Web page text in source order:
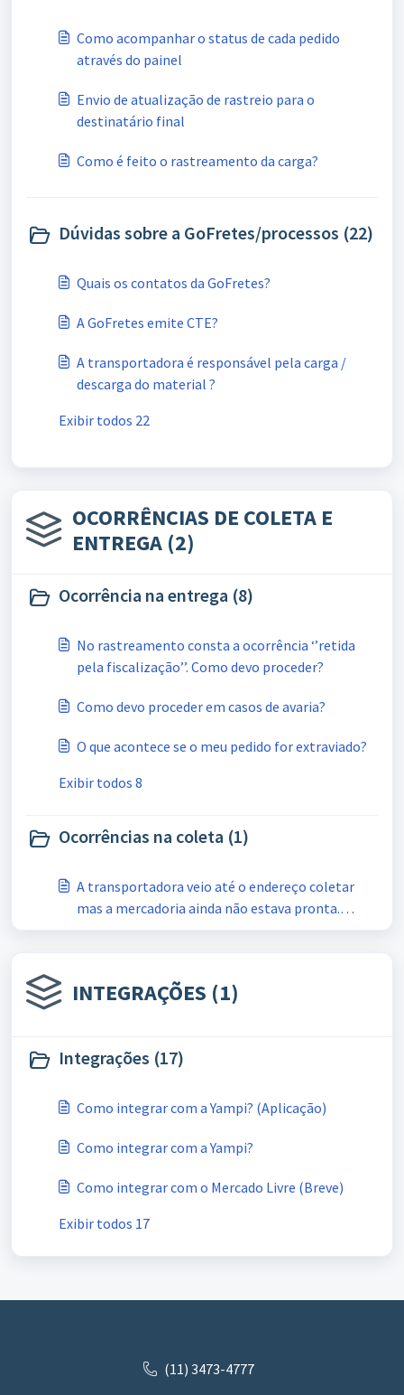
Como acompanhar o status de cada pedido
através do painel
Envio de atualização de rastreio para o
destinatário final
Como é feito o rastreamento da carga?
Dúvidas sobre a GoFretes/processos (22)
Quais os contatos da GoFretes?
A GoFretes emite CTE?
A transportadora é responsável pela carga /
descarga do material ?
Exibir todos 22
OCORRÊNCIAS DE COLETA E
ENTREGA (2)
Ocorrência na entrega (8)
No rastreamento consta a ocorrência ‘’retida
pela fiscalização’’. Como devo proceder?
Como devo proceder em casos de avaria?
O que acontece se o meu pedido for extraviado?
Exibir todos 8
Ocorrências na coleta (1)
A transportadora veio até o endereço coletar
mas a mercadoria ainda não estava pronta.
Como proceder?
INTEGRAÇÕES (1)
Integrações (17)
Como integrar com a Yampi? (Aplicação)
Como integrar com a Yampi?
Como integrar com o Mercado Livre (Breve)
Exibir todos 17
(11) 3473-4777